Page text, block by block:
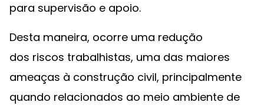
para supervisão e apoio.
Desta maneira, ocorre uma redução
dos riscos trabalhistas, uma das maiores
ameaças à construção civil, principalmente
quando relacionados ao meio ambiente de